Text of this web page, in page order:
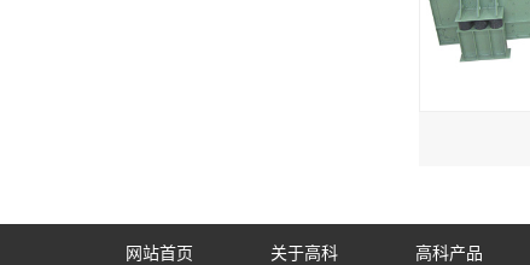
网站首页 关于高科 高科产品